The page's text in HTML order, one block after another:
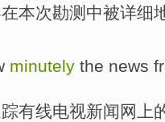
在本次勘测中被详细
minutely the news
有线电视新闻 网上